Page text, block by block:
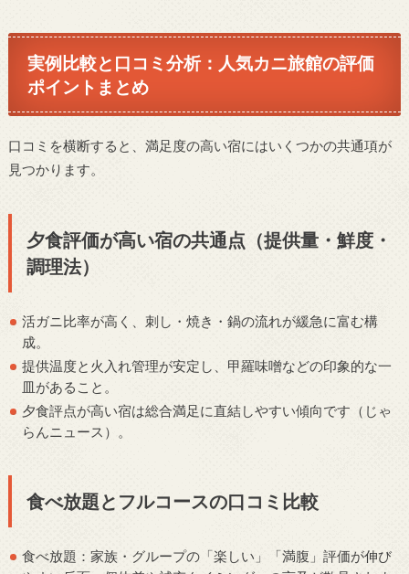
実例比較と口コミ分析：人気カニ旅館の評価
ポイントまとめ
口コミを横断すると、満足度の高い宿にはいくつかの共通項が
見つかります。
夕食評価が高い宿の共通点（提供量・鮮度・
調理法）
活ガニ比率が高く、刺し・焼き・鍋の流れが緩急に富む構
成。
提供温度と火入れ管理が安定し、甲羅味噌などの印象的な一
皿があること。
夕食評点が高い宿は総合満足に直結しやすい傾向です（じゃ
らんニュース）。
食べ放題とフルコースの口コミ比較
食べ放題：家族・グループの「楽しい」「満腹」評価が伸び